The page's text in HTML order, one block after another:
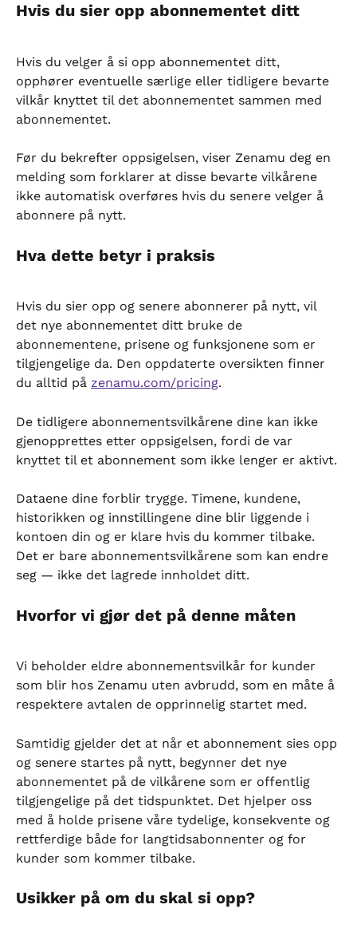
Hvis du sier opp abonnementet ditt
Hvis du velger å si opp abonnementet ditt,
opphører eventuelle særlige eller tidligere bevarte
vilkår knyttet til det abonnementet sammen med
abonnementet.
Før du bekrefter oppsigelsen, viser Zenamu deg en
melding som forklarer at disse bevarte vilkårene
ikke automatisk overføres hvis du senere velger å
abonnere på nytt.
Hva dette betyr i praksis
Hvis du sier opp og senere abonnerer på nytt, vil
det nye abonnementet ditt bruke de
abonnementene, prisene og funksjonene som er
tilgjengelige da. Den oppdaterte oversikten finner
du alltid på zenamu.com/pricing.
De tidligere abonnementsvilkårene dine kan ikke
gjenopprettes etter oppsigelsen, fordi de var
knyttet til et abonnement som ikke lenger er aktivt.
Dataene dine forblir trygge. Timene, kundene,
historikken og innstillingene dine blir liggende i
kontoen din og er klare hvis du kommer tilbake.
Det er bare abonnementsvilkårene som kan endre
seg — ikke det lagrede innholdet ditt.
Hvorfor vi gjør det på denne måten
Vi beholder eldre abonnementsvilkår for kunder
som blir hos Zenamu uten avbrudd, som en måte å
respektere avtalen de opprinnelig startet med.
Samtidig gjelder det at når et abonnement sies opp
og senere startes på nytt, begynner det nye
abonnementet på de vilkårene som er offentlig
tilgjengelige på det tidspunktet. Det hjelper oss
med å holde prisene våre tydelige, konsekvente og
rettferdige både for langtidsabonnenter og for
kunder som kommer tilbake.
Usikker på om du skal si opp?